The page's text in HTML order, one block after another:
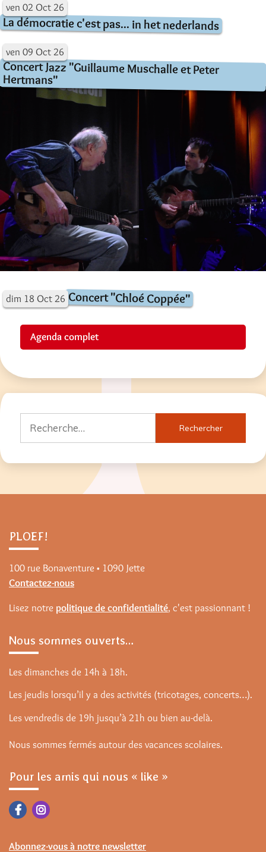
ven 02 Oct 26
La démocratie c'est pas... in het nederlands
ven 09 Oct 26
Concert Jazz "Guillaume Muschalle et Peter
Hertmans"
dim 18 Oct 26 Concert "Chloé Coppée"
Agenda complet
PLOEF!
100 rue Bonaventure • 1090 Jette
Contactez-nous
Lisez notre politique de confidentialité, c'est passionnant !
Nous sommes ouverts…
Les dimanches de 14h à 18h.
Les jeudis lorsqu’il y a des activités (tricotages, concerts…).
Les vendredis de 19h jusqu’à 21h ou bien au-delà.
Nous sommes fermés autour des vacances scolaires.
Pour les amis qui nous « like »
Abonnez-vous à notre newsletter